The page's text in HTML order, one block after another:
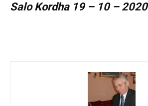
Salo Kordha 19 – 10 – 2020